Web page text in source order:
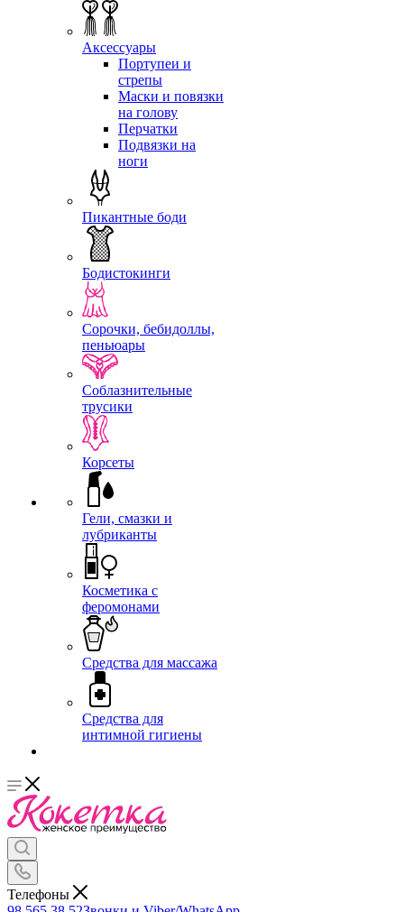
Аксессуары
Портупеи и
стрепы
Маски и повязки
на голову
Перчатки
Подвязки на
ноги
Пикантные боди
Бодистокинги
Сорочки, бебидоллы,
пеньюары
Соблазнительные
трусики
Корсеты
Гели, смазки и
лубриканты
Косметика с
феромонами
Средства для массажа
Средства для
интимной гигиены
Телефоны